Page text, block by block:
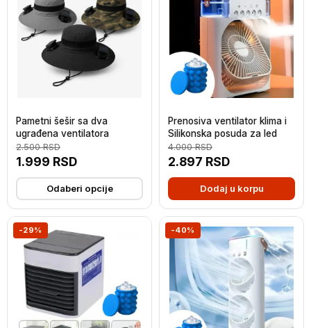
Pametni šešir sa dva
ugrađena ventilatora
1.999 RSD
2.500RSD
Odaberi opcije
Prenosiva ventilator klima i
Silikonska posuda za led
2.897 RSD
4.000RSD
Dodaj u korpu
-29% -40%